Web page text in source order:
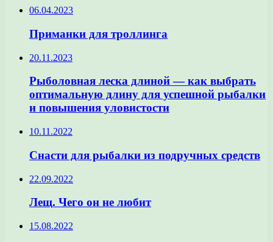
06.04.2023
Приманки для троллинга
20.11.2023
Рыболовная леска длиной — как выбрать
оптимальную длину для успешной рыбалки
и повышения уловистости
10.11.2022
Снасти для рыбалки из подручных средств
22.09.2022
Лещ. Чего он не любит
15.08.2022